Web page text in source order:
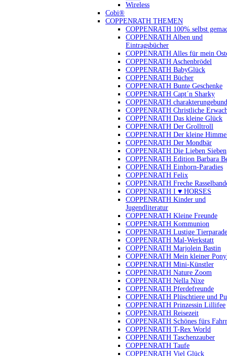
Wireless
Cobi®
COPPENRATH THEMEN
COPPENRATH 100% selbst
COPPENRATH Alben und
Eintragsbücher
COPPENRATH Alles für mein
COPPENRATH Aschenbrödel
COPPENRATH BabyGlück
COPPENRATH Bücher
COPPENRATH Bunte Geschenke
COPPENRATH Capt´n Sharky
COPPENRATH
COPPENRATH Christliche
COPPENRATH Das kleine Glück
COPPENRATH Der Grolltroll
COPPENRATH Der kleine
COPPENRATH Der Mondbär
COPPENRATH Die Lieben Sieben
COPPENRATH Edition Barbara
COPPENRATH Einhorn-Paradies
COPPENRATH Felix
COPPENRATH Freche
COPPENRATH I ♥ HORSES
COPPENRATH Kinder und
Jugendliteratur
COPPENRATH Kleine Freunde
COPPENRATH Kommunion
COPPENRATH Lustige Tierparade
COPPENRATH Mal-Werkstatt
COPPENRATH Marjolein Bastin
COPPENRATH Mein kleiner
COPPENRATH Mini-Künstler
COPPENRATH Nature Zoom
COPPENRATH Nella Nixe
COPPENRATH Pferdefreunde
COPPENRATH Plüschtiere und
COPPENRATH Prinzessin Lillifee
COPPENRATH Reisezeit
COPPENRATH Schönes fürs
COPPENRATH T-Rex World
COPPENRATH Taschenzauber
COPPENRATH Taufe
COPPENRATH Viel Glück